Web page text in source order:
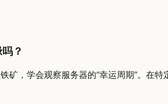
？
矿，学会观察服务器的“幸运周期”。在